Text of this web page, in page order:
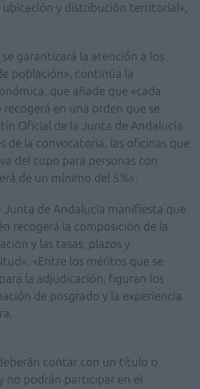
y distribución territorial»,
garantizará la atención a los
población», continúa la
que añade que «cada
en una orden que se
Oficial de la Junta de Andalucía
de la convocatoria, las oficinas que
del cupo para personas con
de un mínimo del 5%».
Junta de Andalucía manifiesta que
recogerá la composición de la
y las tasas, plazos y
«Entre los méritos que se
la adjudicación, figuran los
de posgrado y la experiencia
contar con un título o
no podrán participar en el